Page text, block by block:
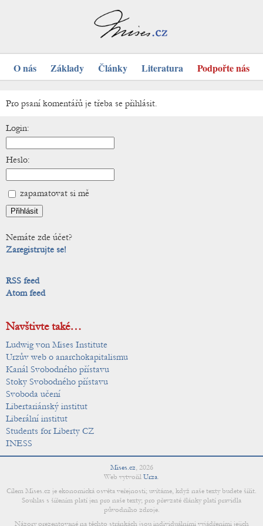
O nás Základy Články Literatura Podpořte nás
Pro psaní komentářů je třeba se přihlásit.
Login:
Heslo:
zapamatovat si mě
Nemáte zde účet?
Zaregistrujte se!
RSS feed
Atom feed
Navštivte také…
Ludwig von Mises Institute
Urzův web o anarchokapitalismu
Kanál Svobodného přístavu
Stoky Svobodného přístavu
Svoboda učení
Libertariánský institut
Liberální institut
Students for Liberty CZ
INESS
Mises.cz, 2026
Web vytvořil Urza.
Cílem Mises.cz je ekonomická osvěta veřejnosti; uvítáme, když naše texty budete šířit.
Souhlas s šířením platí jen pro naše texty; pro převzaté články platí pravidla
původního zdroje.
Názory prezentované na těchto stránkách jsou individuálními vyjádřeními jejich